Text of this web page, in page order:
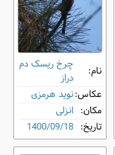
نام:
چرخ‌ ریسک دم‌
دراز
عکاس:نوید هرمزی
مکان: انزلی
تاریخ: 1400/09/18